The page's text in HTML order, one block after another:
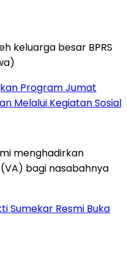
Program Jumat
Melalui Kegiatan Sosial
Sumekar Resmi Buka